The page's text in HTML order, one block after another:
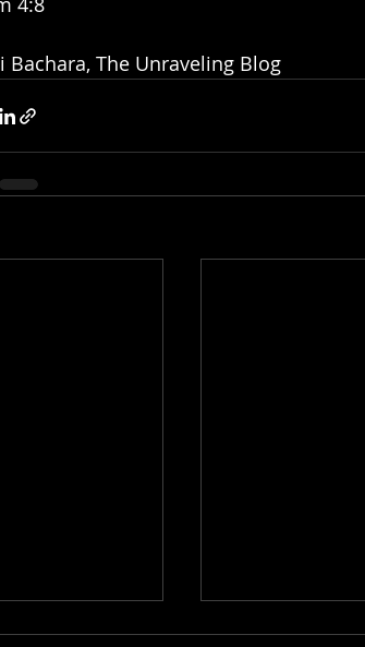
Bachara, The Unraveling Blog